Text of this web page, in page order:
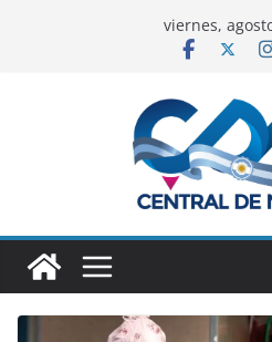
viernes,